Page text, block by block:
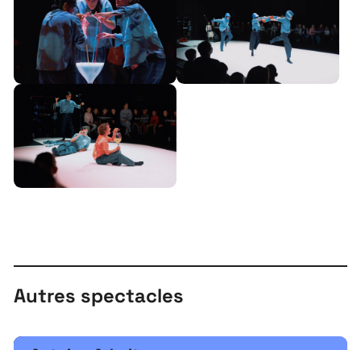
À propos
Projets
Contact
Autres spectacles